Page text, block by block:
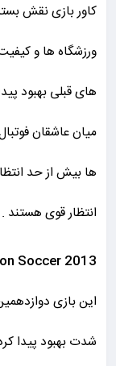
کاور بازی نقش
ورزشگاه ها و
های قبلی بهبود
میان عاشقان
ها بیش از حد
انتظار قوی هستند .
Soccer 2013
این بازی
شدت بهبود پیدا